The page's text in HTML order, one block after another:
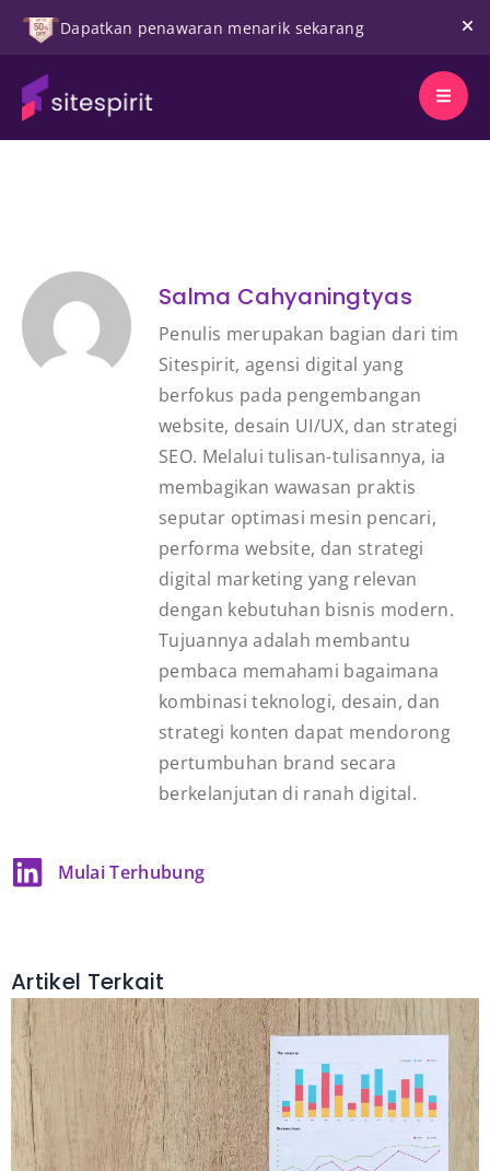
Dapatkan penawaran menarik sekarang
Salma Cahyaningtyas
Penulis merupakan bagian dari tim
Sitespirit, agensi digital yang
berfokus pada pengembangan
website, desain UI/UX, dan strategi
SEO. Melalui tulisan-tulisannya, ia
membagikan wawasan praktis
seputar optimasi mesin pencari,
performa website, dan strategi
digital marketing yang relevan
dengan kebutuhan bisnis modern.
Tujuannya adalah membantu
pembaca memahami bagaimana
kombinasi teknologi, desain, dan
strategi konten dapat mendorong
pertumbuhan brand secara
berkelanjutan di ranah digital.
Mulai Terhubung
Artikel Terkait